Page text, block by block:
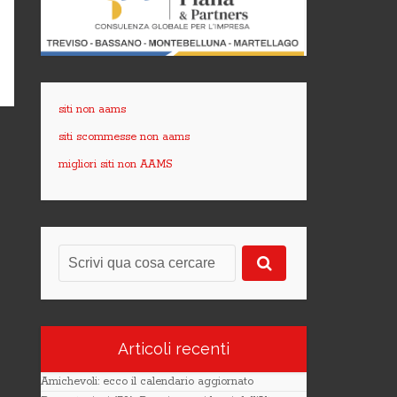
siti non aams
siti scommesse non aams
migliori siti non AAMS
Articoli recenti
Amichevoli: ecco il calendario aggiornato